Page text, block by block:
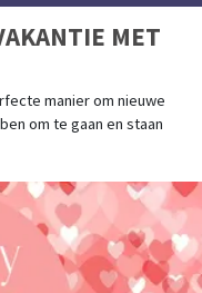
MET
manier om nieuwe
om te gaan en staan